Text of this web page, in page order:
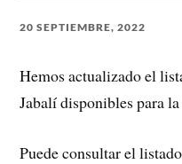
20 SEPTIEMBRE, 2022
Hemos actualizado el
Jabalí disponibles para
Puede consultar el